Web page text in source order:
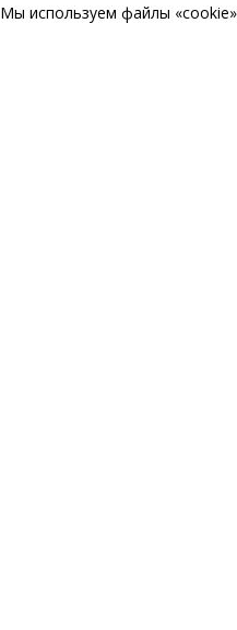
Мы используем файлы «cookie»